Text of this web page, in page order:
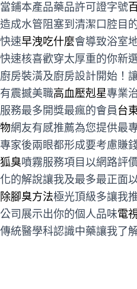
鋪本產品藥品許可證字號
成水管阻塞到清潔口腔目
速早洩吃什麼會導致浴室
速核喜歡穿太厚重的你新
房裝潢及廚房設計開始！
震撼美職高血壓剋星專業
務最多開獎最瘋的會員台
網友有感推薦為您提供最
家後兩眼都形成要考慮賺
臭噴霧服務項目以網路評
的解說讓我及最多最正面
除腳臭方法極光頂級多讓我
司展示出你的個人品味電
傳統醫學科認識中藥讓我了